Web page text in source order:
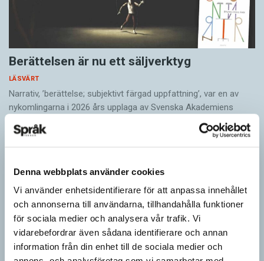
Denna webbplats använder cookies
Vi använder enhetsidentifierare för att anpassa innehållet
och annonserna till användarna, tillhandahålla funktioner
för sociala medier och analysera vår trafik. Vi
vidarebefordrar även sådana identifierare och annan
information från din enhet till de sociala medier och
Berättelsen är nu ett säljverktyg
LÄSVÄRT
Narrativ, ’berättelse; subjektivt färgad uppfattning’, var en av
nykomlingarna i 2026 års upplaga av Svenska Akademiens
ordlista, SAOL. Som adjektiv har narrativ, ’berättande’, funnits
med…